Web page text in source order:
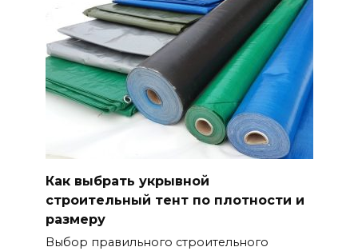
Как выбрать укрывной
строительный тент по плотности и
размеру
Выбор правильного строительного